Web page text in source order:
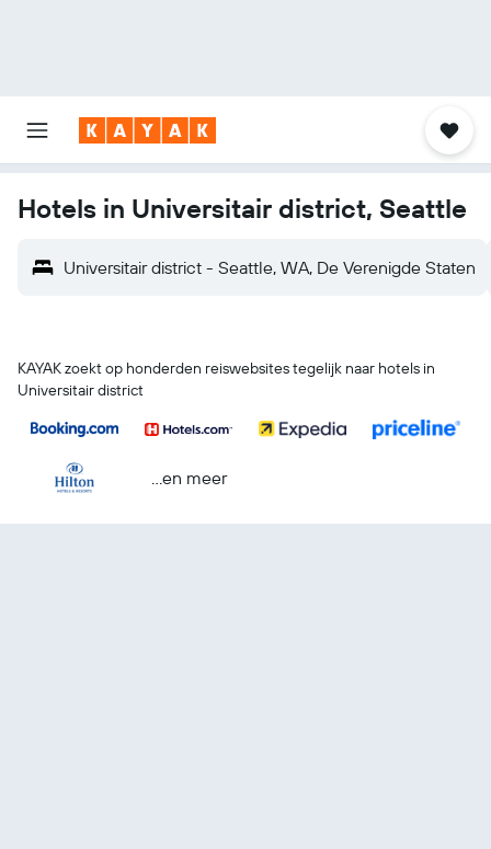
Hotels in Universitair district, Seattle
Universitair district - Seattle, WA, De Verenigde Staten
KAYAK zoekt op honderden reiswebsites tegelijk naar hotels in
Universitair district
...en meer